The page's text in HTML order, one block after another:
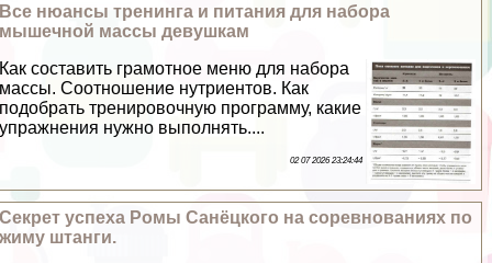
Все нюансы тренинга и питания для набора
мышечной массы дeвyшкам
Как составить грамотное меню для набора
массы. Соотношение нутриентов. Как
подобрать тренировочную программу, какие
упражнения нужно выполнять....
02 07 2026 23:24:44
Секрет успеха Ромы Санёцкого на соревнованиях по
жиму штанги.